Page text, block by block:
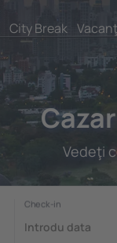
City Break
Vedeţi